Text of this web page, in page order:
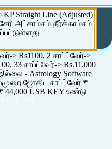
Straight Line (Adjusted)
அட்சாம்சம் தீர்க்காம்சம்
> Rs1100, 2 சாப்ட்வேர்->
33 சாப்ட்வேர்-> Rs.11,000
- Astrology Software
ஜோதிட சாப்ட்வேர் ₹
44,000 USB KEY உண்டு